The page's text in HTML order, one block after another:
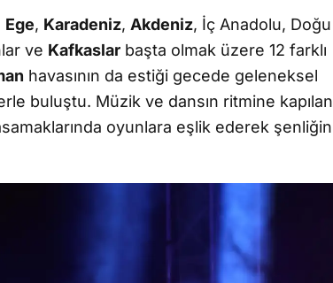
Ege, Karadeniz, Akdeniz, İç Anadolu, Doğu
ve Kafkaslar başta olmak üzere 12 farklı
havasının da estiği gecede geleneksel
buluştu. Müzik ve dansın ritmine kapılan
oyunlara eşlik ederek şenliğin